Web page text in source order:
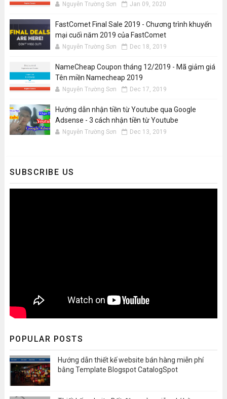
Nguyễn Trường Sơn Jan 09, 2020
FastComet Final Sale 2019 - Chương trình khuyến
mại cuối năm 2019 của FastComet
Nguyễn Trường Sơn Dec 18, 2019
NameCheap Coupon tháng 12/2019 - Mã giảm giá
Tên miền Namecheap 2019
Nguyễn Trường Sơn Dec 17, 2019
Hướng dẫn nhận tiền từ Youtube qua Google
Adsense - 3 cách nhận tiền từ Youtube
Nguyễn Trường Sơn Dec 13, 2019
SUBSCRIBE US
POPULAR POSTS
Hướng dẫn thiết kế website bán hàng miễn phí
bằng Template Blogspot CatalogSpot